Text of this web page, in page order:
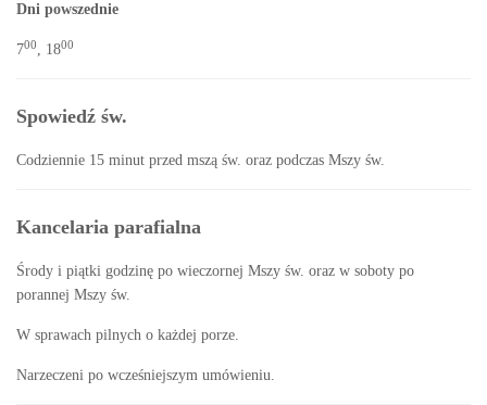
Dni powszednie
700, 1800
Spowiedź św.
Codziennie 15 minut przed mszą św. oraz podczas Mszy św.
Kancelaria parafialna
Środy i piątki godzinę po wieczornej Mszy św. oraz w soboty po
porannej Mszy św.
W sprawach pilnych o każdej porze.
Narzeczeni po wcześniejszym umówieniu.